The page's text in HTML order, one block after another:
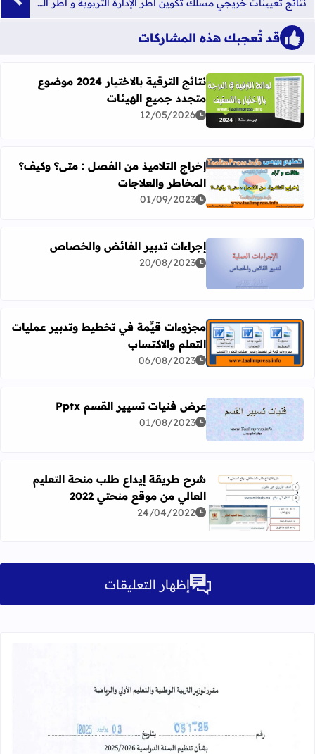
نتائج تعيينات خريجي مسلك تكوين أطر الإدارة التربوية و أطر الدعم الإداري و التربوي و الاجتماعي و مركز التوجيه و التخطيط التربوي
قد تُعجبك هذه المشاركات
اقرأ المزيد عن نتائج الترقية بالاختيار 2024 موضوع متجدد جميع الهيئات
نتائج الترقية بالاختيار 2024 موضوع
متجدد جميع الهيئات
12/05/2026
اقرأ المزيد عن إخراج التلاميذ من الفصل : متى؟ وكيف؟
إخراج التلاميذ من الفصل : متى؟ وكيف؟
المخاطر والعلاجات
01/09/2023
اقرأ المزيد عن إجراءات تدبير الفائض والخصاص
إجراءات تدبير الفائض والخصاص
20/08/2023
اقرأ المزيد عن مجزوءات قيِّمة في تخطيط وتدبير عمليات
مجزوءات قيِّمة في تخطيط وتدبير عمليات
التعلم والاكتساب
06/08/2023
اقرأ المزيد عن عرض فنيات تسيير القسم Pptx
عرض فنيات تسيير القسم Pptx
01/08/2023
اقرأ المزيد عن شرح طريقة إيداع طلب منحة التعليم العالي من
شرح طريقة إيداع طلب منحة التعليم
العالي من موقع منحتي 2022
24/04/2022
إظهار التعليقات
قراءة المزيد عن مقرر تنظيم السنة الدراسية